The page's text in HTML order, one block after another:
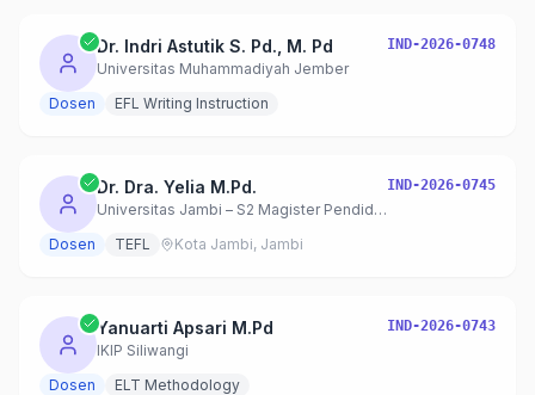
Dr. Indri Astutik S. Pd., M. Pd
Universitas Muhammadiyah Jember
IND-2026-0748
Dosen EFL Writing Instruction
Dr. Dra. Yelia M.Pd.
Universitas Jambi – S2 Magister Pendidikan Bahasa Inggris
IND-2026-0745
Dosen TEFL Kota Jambi, Jambi
Yanuarti Apsari M.Pd
IKIP Siliwangi
IND-2026-0743
Dosen ELT Methodology